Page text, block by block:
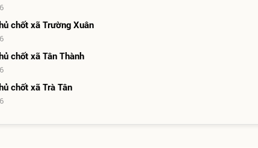
chốt xã Trường Xuân
chốt xã Tân Thành
chốt xã Trà Tân